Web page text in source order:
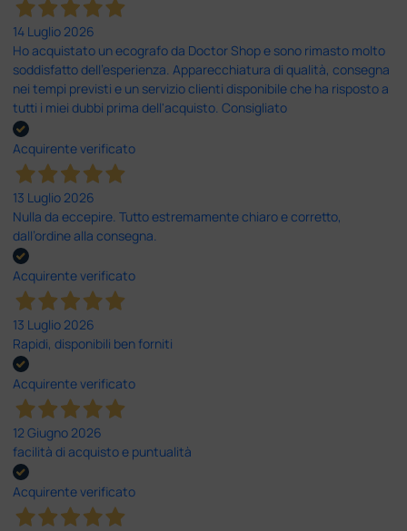
14 Luglio 2026
Ho acquistato un ecografo da Doctor Shop e sono rimasto molto
soddisfatto dell'esperienza. Apparecchiatura di qualità, consegna
nei tempi previsti e un servizio clienti disponibile che ha risposto a
tutti i miei dubbi prima dell'acquisto. Consigliato
Acquirente verificato
13 Luglio 2026
Nulla da eccepire. Tutto estremamente chiaro e corretto,
dall’ordine alla consegna.
Acquirente verificato
13 Luglio 2026
Rapidi, disponibili ben forniti
Acquirente verificato
12 Giugno 2026
facilità di acquisto e puntualità
Acquirente verificato